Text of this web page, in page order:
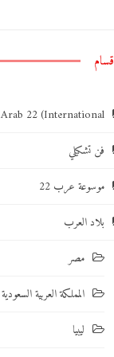
Arab 22 (International
فن تشكيلي
موسوعة عرب 22
بلاد العرب
مصر
المملكة العربية السعودية
ليبيا